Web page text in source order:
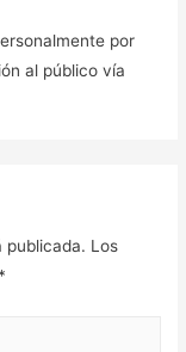
por
al público vía
publicada. Los
*